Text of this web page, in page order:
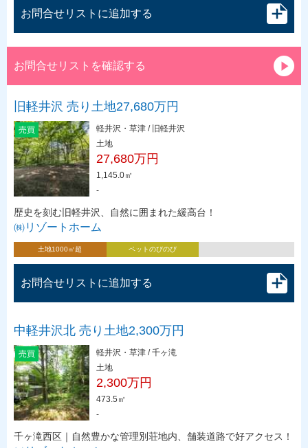
お問合せリストに追加する
お問合せリストを確認する
旧軽井沢 売り土地27,680万円
売買
軽井沢・草津 / 旧軽井沢
土地
27,680万円
1,145.0㎡
-
歴史を刻む旧軽井沢、自然に囲まれた緩高台！
㈱リゾートホーム
土地1000㎡超 ペットのびのび
お問合せリストに追加する
中軽井沢北 売り土地2,300万円
売買
軽井沢・草津 / 千ヶ滝
土地
2,300万円
473.5㎡
-
千ヶ滝西区｜自然豊かな管理別荘地内、舗装道路で好アクセス！